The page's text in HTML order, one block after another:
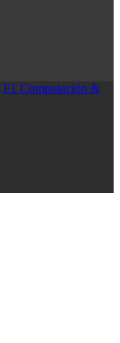
F1 Computación &